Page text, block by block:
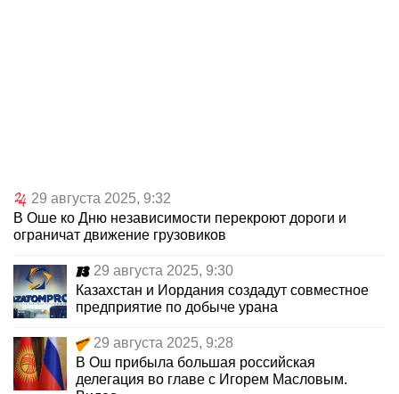
29 августа 2025, 9:32
В Оше ко Дню независимости перекроют дороги и
ограничат движение грузовиков
29 августа 2025, 9:30
Казахстан и Иордания создадут совместное
предприятие по добыче урана
29 августа 2025, 9:28
В Ош прибыла большая российская
делегация во главе с Игорем Масловым.